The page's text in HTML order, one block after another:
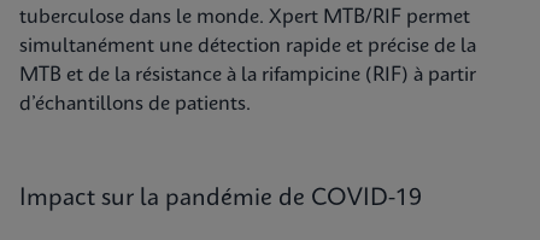
tuberculose dans le monde. Xpert MTB/RIF permet
simultanément une détection rapide et précise de la
MTB et de la résistance à la rifampicine (RIF) à partir
d’échantillons de patients.
Impact sur la pandémie de COVID-19